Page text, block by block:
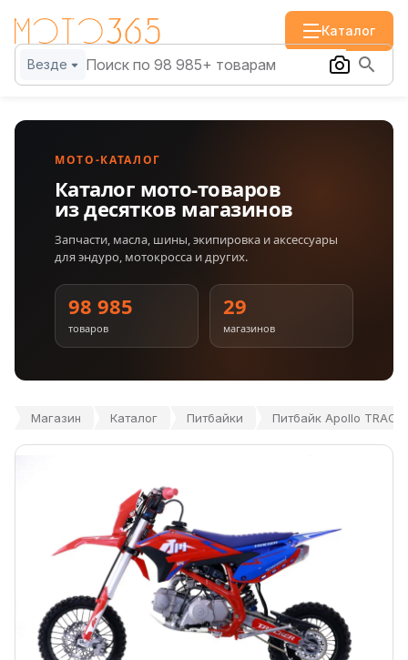
Каталог
Везде
МОТО-КАТАЛОГ
Каталог мото-товаров
из десятков магазинов
Запчасти, масла, шины, экипировка и аксессуары
для эндуро, мотокросса и других.
98 985
товаров
29
магазинов
Магазин Каталог Питбайки Питбайк Apollo